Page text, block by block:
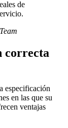
de
correcta
especificación
en las que su
ventajas